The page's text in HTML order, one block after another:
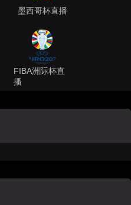
墨西哥杯直播
FIBA洲际杯直
播